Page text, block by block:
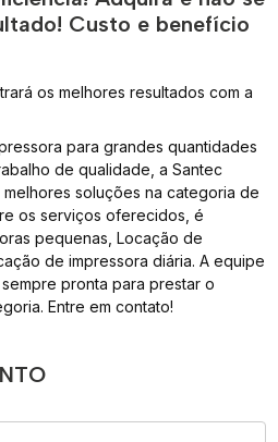
Custo e benefício
os melhores resultados com a
para grandes quantidades
de qualidade, a Santec
soluções na categoria de
os serviços oferecidos, é
pequenas, Locação de
de impressora diária. A equipe
pronta para prestar o
Entre em contato!